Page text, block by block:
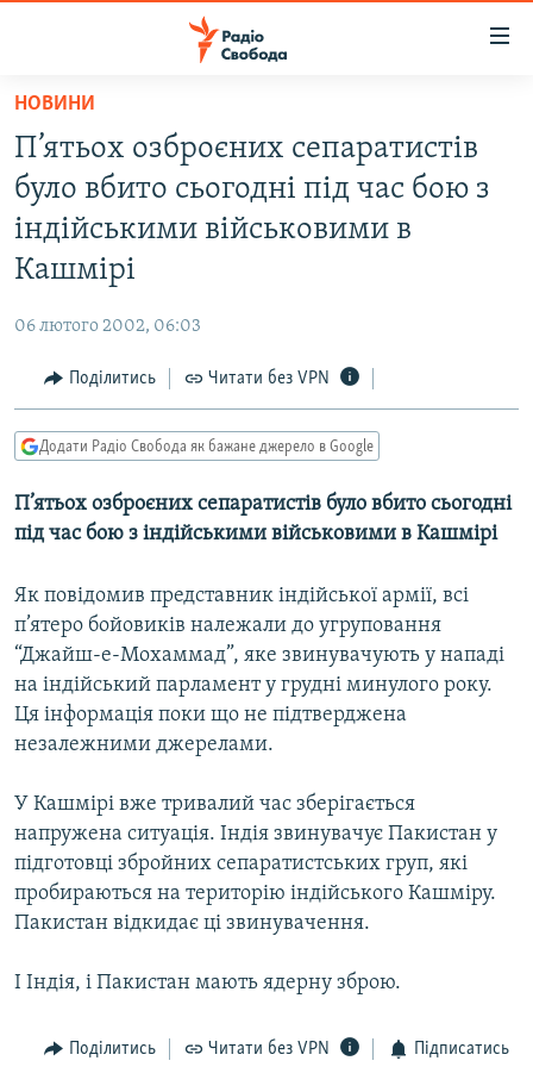
Перейти
основного
матеріалу
Перейти
до
основної
Перейти
пошуку
РАДІО СВОБОДА – 70 РОКІВ
ВСЕ ЗА ДОБУ
СТАТТІ
ПОЛІТИКА
КУЛЬТУРА
СПОРТ
СВІТ
ВІЙНА
ДОНБАС.РЕАЛІЇ
КРИМ.РЕАЛІЇ
ТИ ЯК?
КИТАЙ.ВИКЛИКИ
ФОТО
СПЕЦПРОЄКТИ
ПОДКАСТИ
КРИМ РЕАЛІЇ
КТАТ
ДОЛУЧАЙСЯ!
НОВИНИ
П’ятьох озброєних сепаратистів
було вбито сьогодні під час бою з
індійськими військовими в
Кашмірі
06 лютого 2002, 06:03
Поділитись Читати без VPN
Додати Радіо Свобода як бажане джерело в Google
П’ятьох озброєних сепаратистів було вбито сьогодні
під час бою з індійськими військовими в Кашмірі
Як повідомив представник індійської армії, всі
п’ятеро бойовиків належали до угруповання
“Джайш-е-Мохаммад”, яке звинувачують у нападі
на індійський парламент у грудні минулого року.
Ця інформація поки що не підтверджена
незалежними джерелами.
У Кашмірі вже тривалий час зберігається
напружена ситуація. Індія звинувачує Пакистан у
підготовці збройних сепаратистських груп, які
пробираються на територію індійського Кашміру.
Пакистан відкидає ці звинувачення.
І Індія, і Пакистан мають ядерну зброю.
Поділитись Читати без VPN Підписатись